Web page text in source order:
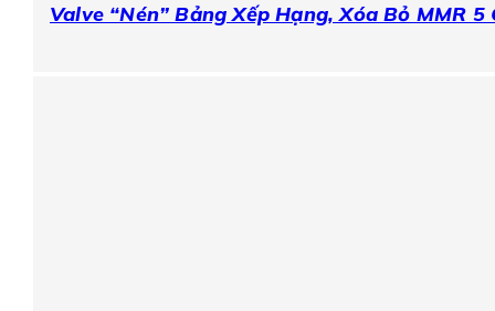
Valve “Nén” Bảng Xếp Hạng, Xóa Bỏ MMR 5